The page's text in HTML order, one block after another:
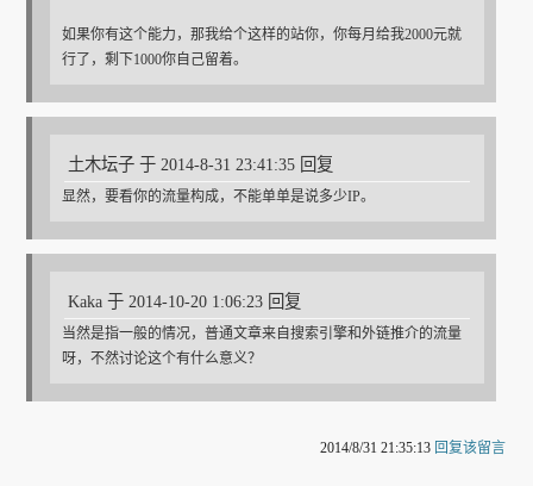
如果你有这个能力，那我给个这样的站你，你每月给我2000元就
行了，剩下1000你自己留着。
土木坛子 于 2014-8-31 23:41:35 回复
显然，要看你的流量构成，不能单单是说多少IP。
Kaka 于 2014-10-20 1:06:23 回复
当然是指一般的情况，普通文章来自搜索引擎和外链推介的流量
呀，不然讨论这个有什么意义？
2014/8/31 21:35:13 回复该留言